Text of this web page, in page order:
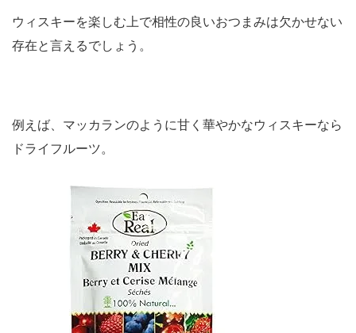
ウィスキーを楽しむ上で相性の良いおつまみは欠かせない
存在と言えるでしょう。
例えば、マッカランのように甘く華やかなウィスキーなら
ドライフルーツ。